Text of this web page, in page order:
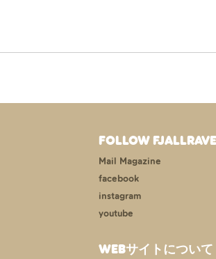
FOLLOW
Mail Magazine
facebook
instagram
youtube
WEBサイトについて